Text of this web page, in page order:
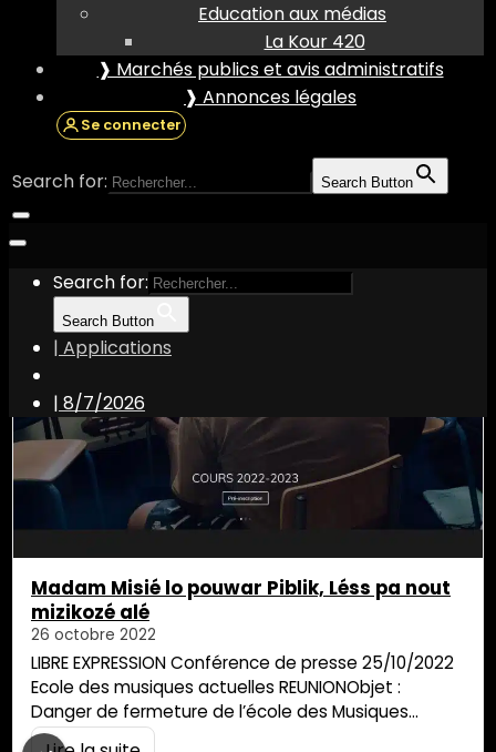
Education aux médias
La Kour 420
❱ Marchés publics et avis administratifs
❱ Annonces légales
Se connecter
Search for: Search Button
Search for:
Search Button
| Applications
| 8/7/2026
Madam Misié lo pouwar Piblik, Léss pa nout
mizikozé alé
26 octobre 2022
LIBRE EXPRESSION Conférence de presse 25/10/2022
Ecole des musiques actuelles REUNIONObjet :
Danger de fermeture de l’école des Musiques
ActuellesPrises de parole :Portes parole des